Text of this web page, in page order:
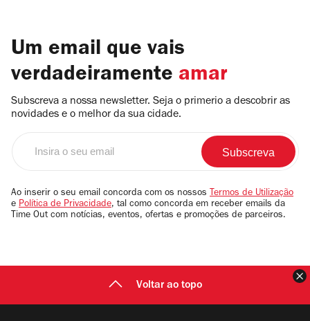
Um email que vais
verdadeiramente amar
Subscreva a nossa newsletter. Seja o primerio a descobrir as
novidades e o melhor da sua cidade.
email
Ao inserir o seu email concorda com os nossos Termos de Utilização
e Política de Privacidade, tal como concorda em receber emails da
Time Out com notícias, eventos, ofertas e promoções de parceiros.
Voltar ao topo